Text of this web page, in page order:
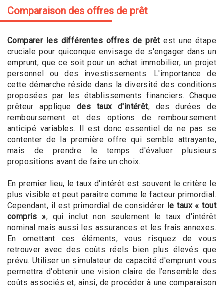
Comparaison des offres de prêt
Comparer les différentes offres de prêtest une étape
cruciale pour quiconque envisage de s'engager dans un
emprunt, que ce soit pour un achat immobilier, un projet
personnel ou des investissements. L'importance de
cette démarche réside dans la diversité des conditions
proposées par les établissements financiers. Chaque
prêteur appliquedes taux d'intérêt, des durées de
remboursement et des options de remboursement
anticipé variables. Il est donc essentiel de ne pas se
contenter de la première offre qui semble attrayante,
mais de prendre le temps d'évaluer plusieurs
propositions avant de faire un choix.
En premier lieu, le taux d'intérêt est souvent le critère le
plus visible et peut paraître comme le facteur primordial.
Cependant, il est primordial de considérer le taux « tout
compris », qui inclut non seulement le taux d'intérêt
nominal mais aussi les assurances et les frais annexes.
En omettant ces éléments, vous risquez de vous
retrouver avec des coûts réels bien plus élevés que
prévu. Utiliser un simulateur de capacité d'emprunt vous
permettra d'obtenir une vision claire de l’ensemble des
coûts associés et, ainsi, de procéder à une comparaison